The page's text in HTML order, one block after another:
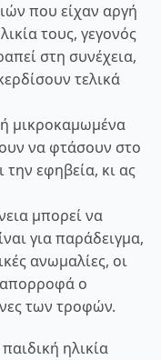
που είχαν αργή
τους, γεγονός
στη συνέχεια,
τελικά
μικροκαμωμένα
να φτάσουν στο
εφηβεία, κι ας
μπορεί να
για παράδειγμα,
ανωμαλίες, οι
απορροφά ο
των τροφών.
ηλικία